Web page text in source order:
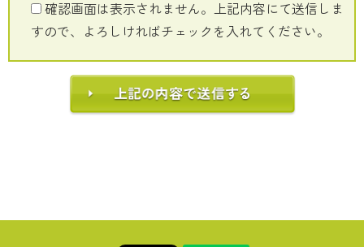
確認画面は表示されません。上記内容にて送信しま
すので、よろしければチェックを入れてください。